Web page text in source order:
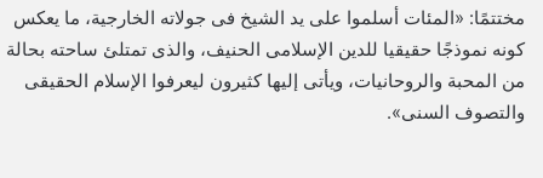
مختتمًا: «المئات أسلموا على يد الشيخ فى جولاته الخارجية، ما يعكس
كونه نموذجًا حقيقيا للدين الإسلامى الحنيف، والذى تمتلئ ساحته بحالة
من المحبة والروحانيات، ويأتى إليها كثيرون ليعرفوا الإسلام الحقيقى
والتصوف السنى».